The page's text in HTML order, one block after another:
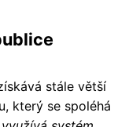
stále větší
který se spoléhá